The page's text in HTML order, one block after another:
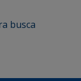
busca